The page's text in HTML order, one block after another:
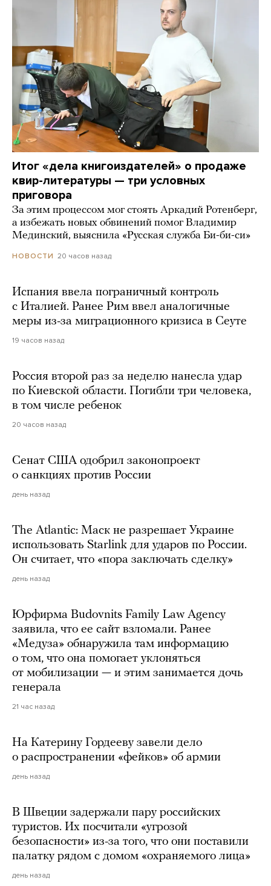
Итог «дела книгоиздателей» о продаже
квир-литературы — три условных
приговора
За этим процессом мог стоять Аркадий Ротенберг,
а избежать новых обвинений помог Владимир
Мединский, выяснила «Русская служба Би-би-си»
НОВОСТИ 20 часов назад
Испания ввела пограничный контроль
с Италией. Ранее Рим ввел аналогичные
меры из-за миграционного кризиса в Сеуте
19 часов назад
Россия второй раз за неделю нанесла удар
по Киевской области. Погибли три человека,
в том числе ребенок
20 часов назад
Сенат США одобрил законопроект
о санкциях против России
день назад
The Atlantic: Маск не разрешает Украине
использовать Starlink для ударов по России.
Он считает, что «пора заключать сделку»
день назад
Юрфирма Budovnits Family Law Agency
заявила, что ее сайт взломали. Ранее
«Медуза» обнаружила там информацию
о том, что она помогает уклоняться
от мобилизации — и этим занимается дочь
генерала
21 час назад
На Катерину Гордееву завели дело
о распространении «фейков» об армии
день назад
В Швеции задержали пару российских
туристов. Их посчитали «угрозой
безопасности» из-за того, что они поставили
палатку рядом с домом «охраняемого лица»
день назад